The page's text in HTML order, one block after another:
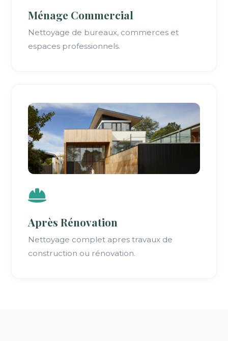
Ménage Commercial
Nettoyage de bureaux, commerces et
espaces professionnels.
Après Rénovation
Nettoyage complet apres travaux de
construction ou rénovation.